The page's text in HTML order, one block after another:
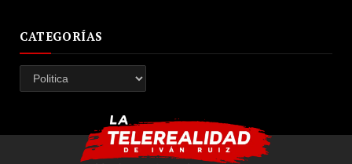
CATEGORÍAS
Categorías